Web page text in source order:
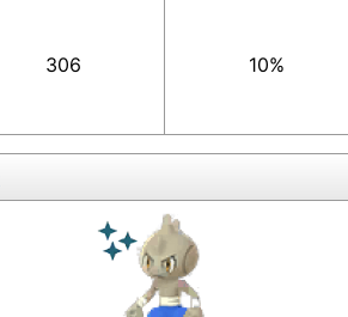
で確認
ショを撮っておいたり、メモしておく
306 10%